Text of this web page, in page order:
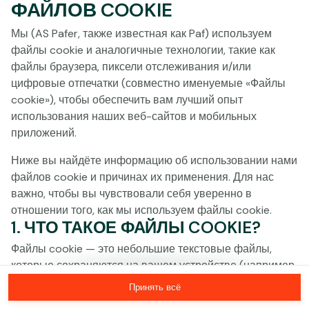
Нажми в любое место!
MEGA 1 368 438 €
MAJOR 15 620 €
ФАЙЛОВ COOKIE
Мы (AS Pafer, также известная как Paf) используем
файлы cookie и аналогичные технологии, такие как
файлы браузера, пиксели отслеживания и/или
цифровые отпечатки (совместно именуемые «Файлы
cookie»), чтобы обеспечить вам лучший опыт
использования наших веб-сайтов и мобильных
приложений.
Ниже вы найдёте информацию об использовании нами
файлов cookie и причинах их применения. Для нас
важно, чтобы вы чувствовали себя уверенно в
отношении того, как мы используем файлы cookie.
1. ЧТО ТАКОЕ ФАЙЛЫ COOKIE?
Файлы cookie — это небольшие текстовые файлы,
которые сохраняются на вашем устройстве (например,
на компьютере, мобильном телефоне или планшете)
при посещении наших веб-сайтов. Размещение
Принять всё